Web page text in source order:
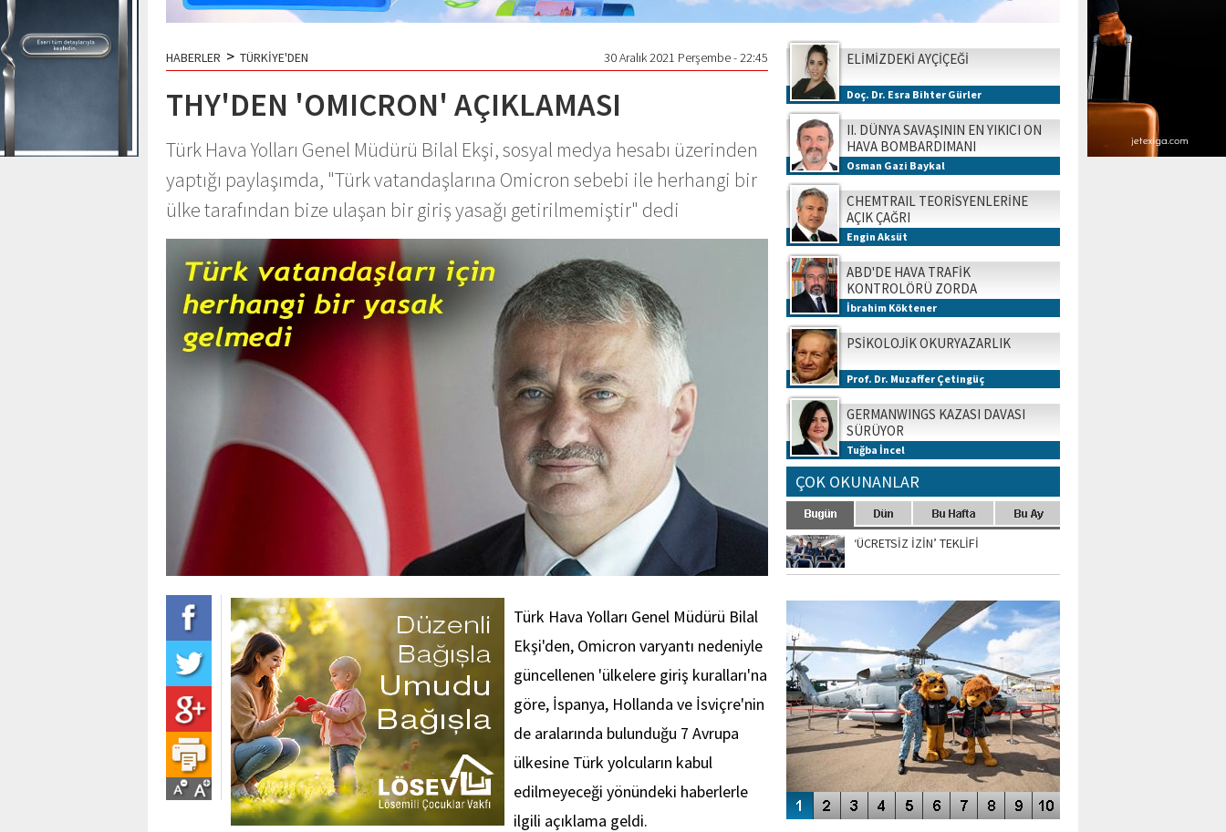
HABERLER > TÜRKİYE'DEN 30 Aralık 2021 Perşembe - 22:45
THY'DEN 'OMICRON' AÇIKLAMASI
Türk Hava Yolları Genel Müdürü Bilal Ekşi, sosyal medya hesabı üzerinden
yaptığı paylaşımda, "Türk vatandaşlarına Omicron sebebi ile herhangi bir
ülke tarafından bize ulaşan bir giriş yasağı getirilmemiştir" dedi
Türk Hava Yolları Genel Müdürü Bilal
Ekşi'den, Omicron varyantı nedeniyle
güncellenen 'ülkelere giriş kuralları'na
göre, İspanya, Hollanda ve İsviçre'nin
de aralarında bulunduğu 7 Avrupa
ülkesine Türk yolcuların kabul
edilmeyeceği yönündeki haberlerle
ilgili açıklama geldi.
ELİMİZDEKİ AYÇİÇEĞİ
Doç. Dr. Esra Bihter Gürler
II. DÜNYA SAVAŞININ EN YIKICI ON
HAVA BOMBARDIMANI
Osman Gazi Baykal
CHEMTRAIL TEORİSYENLERİNE
AÇIK ÇAĞRI
Engin Aksüt
ABD'DE HAVA TRAFİK
KONTROLÖRÜ ZORDA
İbrahim Köktener
PSİKOLOJİK OKURYAZARLIK
Prof. Dr. Muzaffer Çetingüç
GERMANWINGS KAZASI DAVASI
SÜRÜYOR
Tuğba İncel
ÇOK OKUNANLAR
‘ÜCRETSİZ İZİN’ TEKLİFİ
SİNGAPUR AIRSHOW-2020